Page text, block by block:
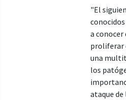
"El
a
proliferar
una
los
ataque